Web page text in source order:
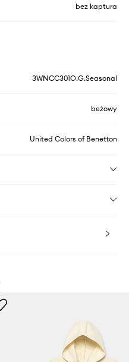
bez kaptura
3WNCC301O.G.Seasonal
beżowy
United Colors of Benetton